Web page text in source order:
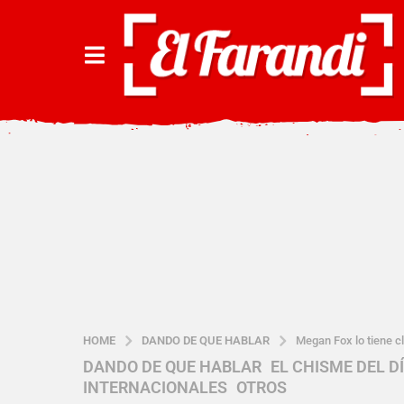
HOME DANDO DE QUE HABLAR Megan Fox lo tiene
2
a
DANDO DE QUE HABLAR ,EL CHISME DEL
INTERNACIONALES ,OTROS